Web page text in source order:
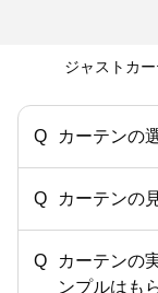
ジャストカ
カーテンの
カーテンの
カーテンの
ンプルはも